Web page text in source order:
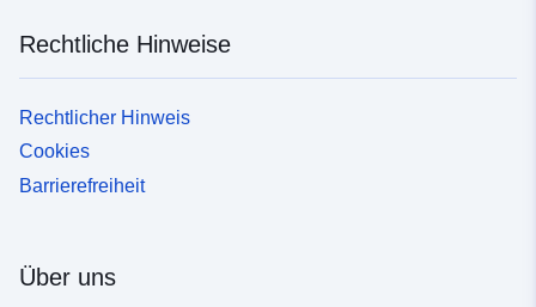
Rechtliche Hinweise
Rechtlicher Hinweis
Cookies
Barrierefreiheit
Über uns